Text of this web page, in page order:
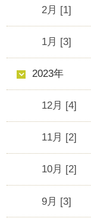
2月 [1]
1月 [3]
2023年
12月 [4]
11月 [2]
10月 [2]
9月 [3]